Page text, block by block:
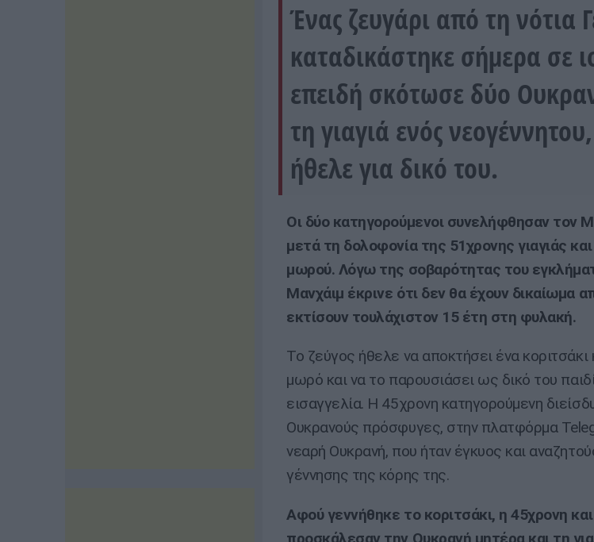
Ένας ζευγάρι από τη νότια
καταδικάστηκε σήμερα σε
επειδή σκότωσε δύο
τη γιαγιά ενός
ήθελε για δικό του.
Οι δύο κατηγορούμενοι συνελήφθησαν τον
μετά τη δολοφονία της 51χρονης γιαγιάς
μωρού. Λόγω της σοβαρότητας του
Μανχάιμ έκρινε ότι δεν θα έχουν δικαίωμα
εκτίσουν τουλάχιστον 15 έτη στη φυλακή.
Το ζεύγος ήθελε να αποκτήσει ένα κοριτσάκι
μωρό και να το παρουσιάσει ως δικό του
εισαγγελία. Η 45χρονη κατηγορούμενη
Ουκρανούς πρόσφυγες, στην πλατφόρμα
νεαρή Ουκρανή, που ήταν έγκυος και
γέννησης της κόρης της.
Αφού γεννήθηκε το κοριτσάκι, η 45χρονη
προσκάλεσαν την Ουκρανή μητέρα και τη